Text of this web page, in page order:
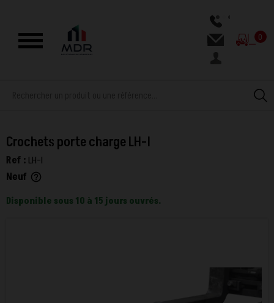
0
Crochets porte charge LH-I
Ref : LH-I
Neuf help_outline
Disponible sous 10 à 15 jours ouvrés.